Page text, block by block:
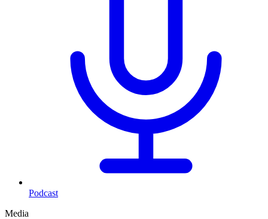
Podcast
Media